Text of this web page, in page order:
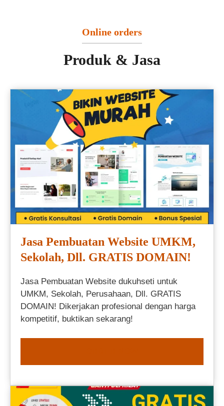
Online orders
Produk & Jasa
Jasa Pembuatan Website UMKM,
Sekolah, Dll. GRATIS DOMAIN!
Jasa Pembuatan Website dukuhseti untuk
UMKM, Sekolah, Perusahaan, Dll. GRATIS
DOMAIN! Dikerjakan profesional dengan harga
kompetitif, buktikan sekarang!